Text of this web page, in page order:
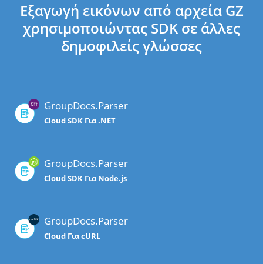
Εξαγωγή εικόνων από αρχεία GZ
χρησιμοποιώντας SDK σε άλλες
δημοφιλείς γλώσσες
GroupDocs.Parser
Cloud SDK Για .NET
GroupDocs.Parser
Cloud SDK Για Node.js
GroupDocs.Parser
Cloud Για cURL